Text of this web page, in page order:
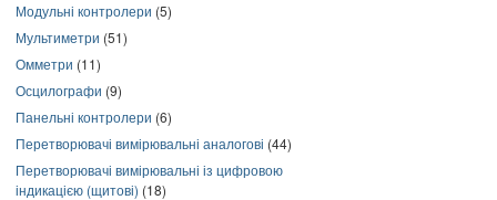
Модульні контролери (5)
Мультиметри (51)
Омметри (11)
Осцилографи (9)
Панельні контролери (6)
Перетворювачі вимірювальні аналогові (44)
Перетворювачі вимірювальні із цифровою
індикацією (щитові) (18)